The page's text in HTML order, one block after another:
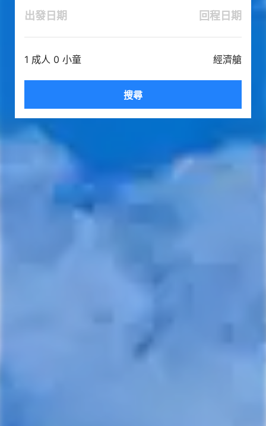
出發日期 回程日期
1 成人 0 小童 經濟艙
搜尋